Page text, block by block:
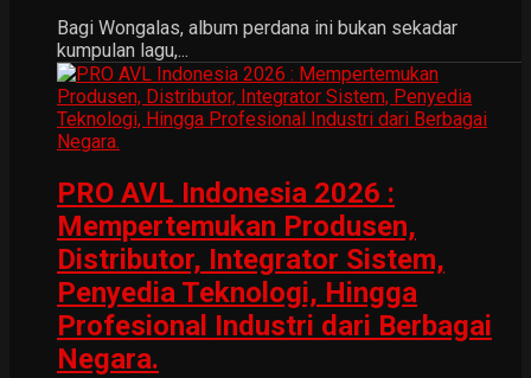
Bagi Wongalas, album perdana ini bukan sekadar
kumpulan lagu,...
PRO AVL Indonesia 2026 :
Mempertemukan Produsen,
Distributor, Integrator Sistem,
Penyedia Teknologi, Hingga
Profesional Industri dari Berbagai
Negara.